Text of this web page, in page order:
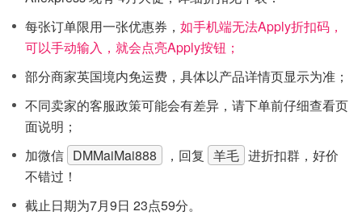
每张订单限用一张优惠券， 如手机端无法Apply折扣码，
可以手动输入，就会点亮Apply按钮；
部分商家英国境内免运费，具体以产品详情页显示为准；
不同卖家的客服政策可能会有差异，请下单前仔细查看页
面说明；
加微信 DMMaiMai888 ，回复 羊毛 进折扣群，好价
不错过！
截止日期为7月9日 23点59分。